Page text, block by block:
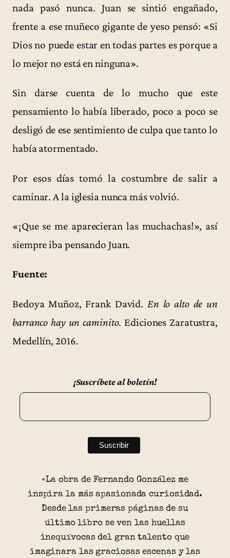
nada pasó nunca. Juan se sintió engañado,
frente a ese muñeco gigante de yeso pensó: «Si
Dios no puede estar en todas partes es porque a
lo mejor no está en ninguna».
Sin darse cuenta de lo mucho que este
pensamiento lo había liberado, poco a poco se
desligó de ese sentimiento de culpa que tanto lo
había atormentado.
Por esos días tomó la costumbre de salir a
caminar. A la iglesia nunca más volvió.
«¡Que se me aparecieran las muchachas!», así
siempre iba pensando Juan.
Fuente:
Bedoya Muñoz, Frank David. En lo alto de un
barranco hay un caminito. Ediciones Zaratustra,
Medellín, 2016.
¡Suscríbete al boletín!
«La obra de Fernando González me
inspira la más apasionada curiosidad.
Desde las primeras páginas de su
último libro se ven las huellas
inequívocas del gran talento que
imaginara las graciosas escenas y las